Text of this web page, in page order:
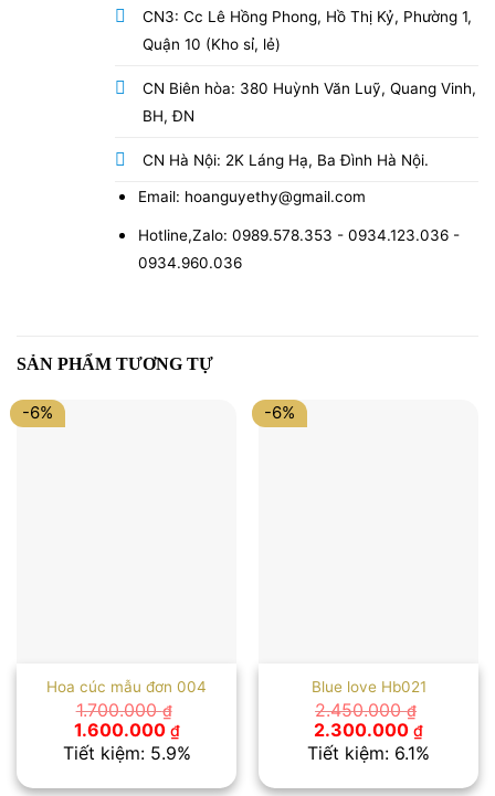
CN3: Cc Lê Hồng Phong, Hồ Thị Kỷ, Phường 1,
Quận 10 (Kho sỉ, lẻ)
CN Biên hòa: 380 Huỳnh Văn Luỹ, Quang Vinh,
BH, ĐN
CN Hà Nội: 2K Láng Hạ, Ba Đình Hà Nội.
Email: hoanguyethy@gmail.com
Hotline,Zalo: 0989.578.353 - 0934.123.036 -
0934.960.036
SẢN PHẨM TƯƠNG TỰ
-6%
Hoa cúc mẫu đơn 004
1.700.000₫
Giá
gốc
là:
1.600.000 ₫Giá
hiện
tại
Tiết kiệm: 5.9%
-6%
Blue love Hb021
2.450.000₫
Giá
gốc
là:
2.300.000 ₫Giá
hiện
tại
Tiết kiệm: 6.1%